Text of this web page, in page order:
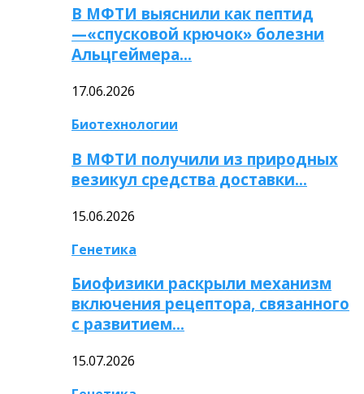
В МФТИ выяснили как пептид
—«спусковой крючок» болезни
Альцгеймера…
17.06.2026
Биотехнологии
В МФТИ получили из природных
везикул средства доставки…
15.06.2026
Генетика
Биофизики раскрыли механизм
включения рецептора, связанного
с развитием…
15.07.2026